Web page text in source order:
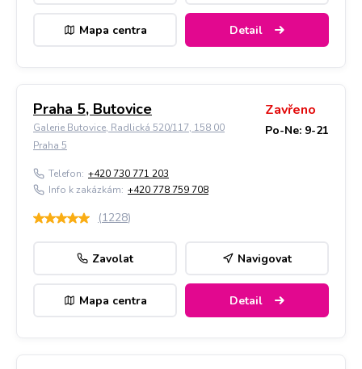
Mapa centra Detail
Praha 5, Butovice
Galerie Butovice, Radlická 520/117, 158 00
Praha 5
Zavřeno
Po-Ne: 9-21
Telefon: +420 730 771 203
Info k zakázkám: +420 778 759 708
(1228)
Zavolat Navigovat
Mapa centra Detail